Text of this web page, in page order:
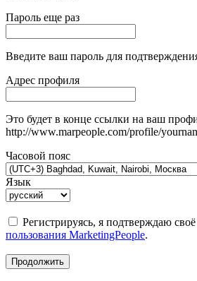
Пароль еще раз
Введите ваш пароль для
Адрес профиля
Это будет в конце ссылки на ваш
http://www.marpeople.com/profile/
Часовой пояс
Язык
Регистрируясь, я подтверждаю своё
пользования MarketingPeople.
Продолжить